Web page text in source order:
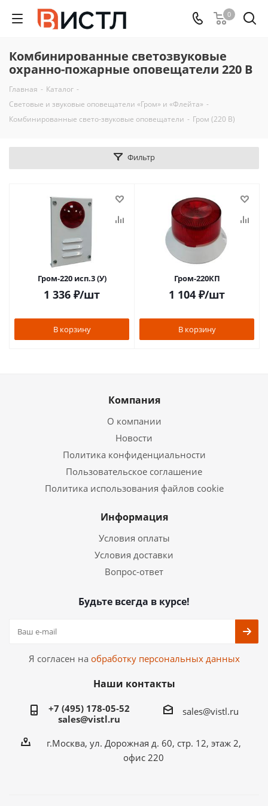
0
Комбинированные светозвуковые
охранно-пожарные оповещатели 220 В
Главная - Каталог -
Световые и звуковые оповещатели «Гром» и «Флейта» -
Комбинированные свето-звуковые оповещатели - Гром (220 В)
Фильтр
Гром-220 исп.3 (У)
1 336 ₽/шт
В корзину
Гром-220КП
1 104 ₽/шт
В корзину
Компания
О компании
Новости
Политика конфиденциальности
Пользовательское соглашение
Политика использования файлов cookie
Информация
Условия оплаты
Условия доставки
Вопрос-ответ
Будьте всегда в курсе!
Я согласен на обработку персональных данных
Наши контакты
+7 (495) 178-05-52
sales@vistl.ru
sales@vistl.ru
г.Москва, ул. Дорожная д. 60, стр. 12, этаж 2,
офис 220